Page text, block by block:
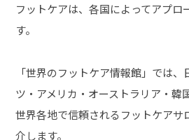
フットケアは、各国によってアプロ
す。
「世界のフットケア情報館」では
ツ・アメリカ・オーストラリア・韓
世界各地で信頼されるフットケアサ
介します。